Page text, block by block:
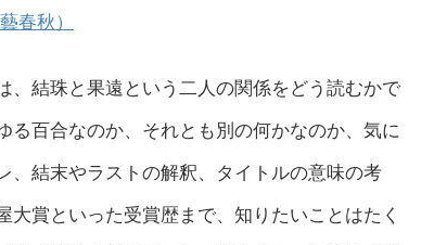
春秋）
、結珠と果遠という二人の関係をどう読むかで
百合なのか、それとも別の何かなのか、気に
、結末やラストの解釈、タイトルの意味の考
賞といった受賞歴まで、知りたいことはたく